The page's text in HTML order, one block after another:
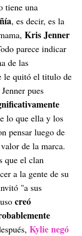
tiene una
, es decir, es la
Kris Jenner
parece indicar
de las
le quitó el titulo de
pues
lo que ella y los
pensar luego de
de la marca.
que el clan
a la gente de su
"a sus
creó
Kylie negó